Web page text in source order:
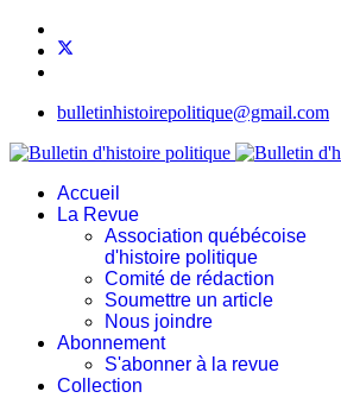
bulletinhistoirepolitique@gmail.com
Accueil
La Revue
Association québécoise
d'histoire politique
Comité de rédaction
Soumettre un article
Nous joindre
Abonnement
S'abonner à la revue
Collection